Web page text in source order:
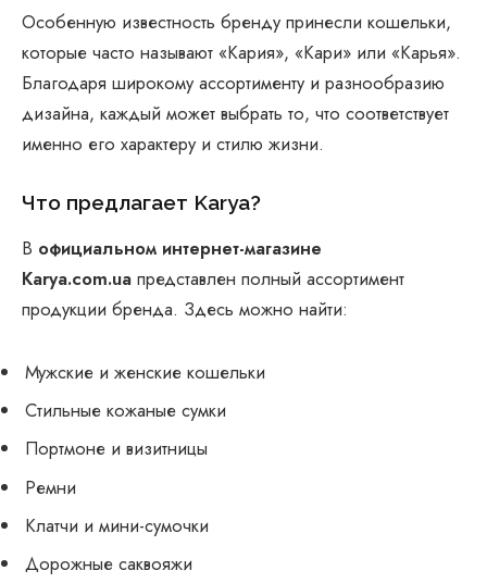
Особенную известность бренду принесли кошельки,
которые часто называют «Кария», «Кари» или «Карья».
Благодаря широкому ассортименту и разнообразию
дизайна, каждый может выбрать то, что соответствует
именно его характеру и стилю жизни.
Что предлагает Karya?
В официальном интернет-магазине
Karya.com.ua представлен полный ассортимент
продукции бренда. Здесь можно найти:
Мужские и женские кошельки
Стильные кожаные сумки
Портмоне и визитницы
Ремни
Клатчи и мини-сумочки
Дорожные саквояжи